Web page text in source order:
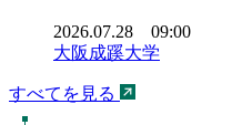
2026.07.28 09:00
大阪成蹊大学
すべてを見る